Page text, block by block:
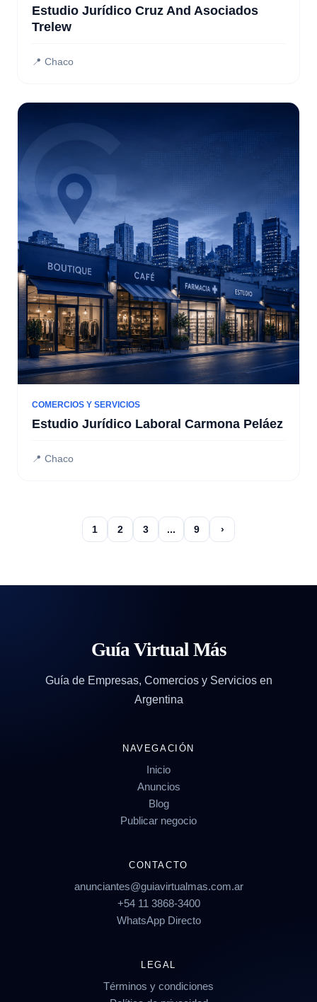
Estudio Jurídico Cruz And Asociados
Trelew
📍 Chaco
COMERCIOS Y SERVICIOS
Estudio Jurídico Laboral Carmona Peláez
📍 Chaco
1 2 3 ... 9 ›
Guía Virtual Más
Guía de Empresas, Comercios y Servicios en
Argentina
NAVEGACIÓN
Inicio
Anuncios
Blog
Publicar negocio
CONTACTO
anunciantes@guiavirtualmas.com.ar
+54 11 3868-3400
WhatsApp Directo
LEGAL
Términos y condiciones